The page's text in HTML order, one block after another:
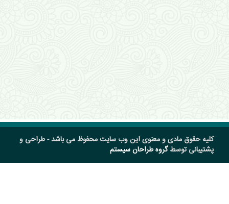
کلیه حقوق مادی و معنوی این وب سایت محفوظ می باشد - طراحی و
پشتیبانی توسطگروه طراحان سیستم